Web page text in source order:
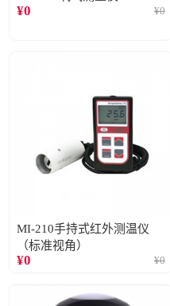
¥0 ¥0
MI-210手持式红外测温仪
（标准视角）
¥0 ¥0